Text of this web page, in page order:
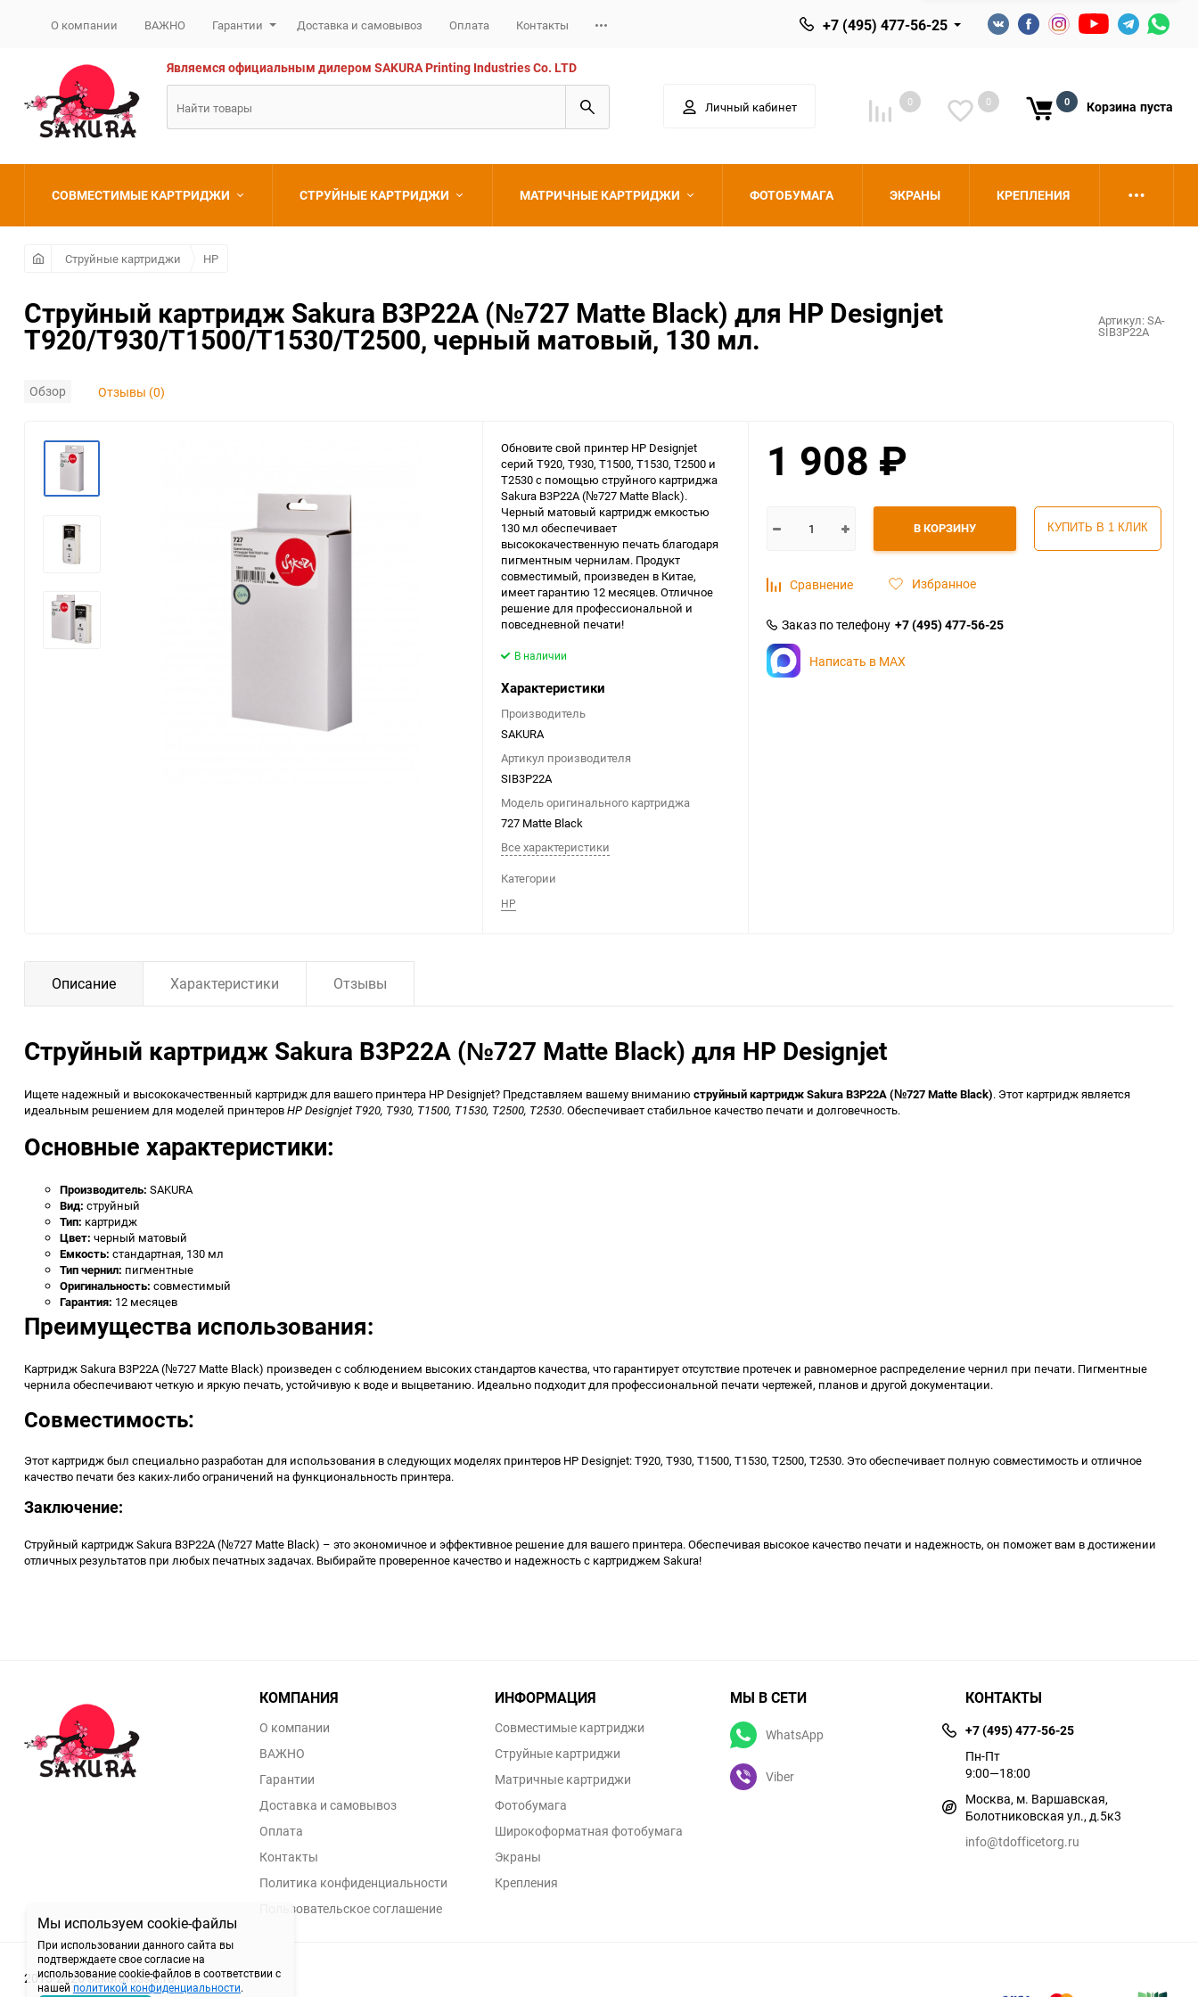
Мы используем cookie-файлы
При использовании данного сайта вы
подтверждаете свое согласие на
использование cookie-файлов в соответствии с
нашейполитикой конфиденциальности.
О компании ВАЖНО Гарантии Доставка и самовывоз Оплата Контакты +7 (495) 477-56-25
Являемся официальным дилером SAKURA Printing Industries Co. LTD
Личный кабинет 0 0 0 Корзина пуста
Brother
Epson
HP
OKI
Panasonic
СОВМЕСТИМЫЕ КАРТРИДЖИ
Canon
Epson
СТРУЙНЫЕ КАРТРИДЖИ МАТРИЧНЫЕ КАРТРИДЖИ ФОТОБУМАГА ЭКРАНЫ КРЕПЛЕНИЯ
Струйные картриджи HP
Струйный картридж Sakura B3P22A (№727 Matte Black) для HP Designjet
T920/T930/T1500/T1530/T2500, черный матовый, 130 мл.
Артикул:SA-
SIB3P22A
Обзор Отзывы (0)
Обновите свой принтер HP Designjet
серий T920, T930, T1500, T1530, T2500 и
T2530 с помощью струйного картриджа
Sakura B3P22A (№727 Matte Black).
Черный матовый картридж емкостью
130 мл обеспечивает
высококачественную печать благодаря
пигментным чернилам. Продукт
совместимый, произведен в Китае,
имеет гарантию 12 месяцев. Отличное
решение для профессиональной и
повседневной печати!
В наличии
Характеристики
Производитель
SAKURA
Артикул производителя
SIB3P22A
Модель оригинального картриджа
727 Matte Black
Все характеристики
Категории
HP
1 908 ₽
В КОРЗИНУ КУПИТЬ В 1 КЛИК
Сравнение Избранное
Заказ по телефону +7 (495) 477-56-25
Написать в MAX
Описание Характеристики Отзывы
Струйный картридж Sakura B3P22A (№727 Matte Black) для HP Designjet
Ищете надежный и высококачественный картридж для вашего принтера HP Designjet? Представляем вашему вниманию струйный картридж Sakura B3P22A (№727 Matte Black). Этот картридж является
идеальным решением для моделей принтеровHP Designjet T920, T930, T1500, T1530, T2500, T2530. Обеспечивает стабильное качество печати и долговечность.
Основные характеристики:
Производитель: SAKURA
Вид: струйный
Тип: картридж
Цвет: черный матовый
Емкость: стандартная, 130 мл
Тип чернил: пигментные
Оригинальность: совместимый
Гарантия: 12 месяцев
Преимущества использования:
Картридж Sakura B3P22A (№727 Matte Black) произведен с соблюдением высоких стандартов качества, что гарантирует отсутствие протечек и равномерное распределение чернил при печати. Пигментные
чернила обеспечивают четкую и яркую печать, устойчивую к воде и выцветанию. Идеально подходит для профессиональной печати чертежей, планов и другой документации.
Совместимость:
Этот картридж был специально разработан для использования в следующих моделях принтеров HP Designjet: T920, T930, T1500, T1530, T2500, T2530. Это обеспечивает полную совместимость и отличное
качество печати без каких-либо ограничений на функциональность принтера.
Заключение:
Струйный картридж Sakura B3P22A (№727 Matte Black) – это экономичное и эффективное решение для вашего принтера. Обеспечивая высокое качество печати и надежность, он поможет вам в достижении
отличных результатов при любых печатных задачах. Выбирайте проверенное качество и надежность с картриджем Sakura!
КОМПАНИЯ
О компании
ВАЖНО
Гарантии
Доставка и самовывоз
Оплата
Контакты
Политика конфиденциальности
Пользовательское соглашение
ИНФОРМАЦИЯ
Совместимые картриджи
Струйные картриджи
Матричные картриджи
Фотобумага
Широкоформатная фотобумага
Экраны
Крепления
МЫ В СЕТИ
WhatsApp
Viber
КОНТАКТЫ
+7 (495) 477-56-25
Пн-Пт
9:00—18:00
Москва, м. Варшавская,
Болотниковская ул., д.5к3
info@tdofficetorg.ru
2015-2026 sakurarussia.ru